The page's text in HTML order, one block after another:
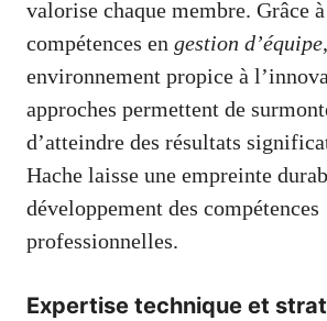
valorise chaque membre. Grâce à
compétences en gestion d’équipe
environnement propice à
approches permettent de
d’atteindre des résultats
Hache laisse une empreinte
développement des compétences
professionnelles.
Expertise technique et